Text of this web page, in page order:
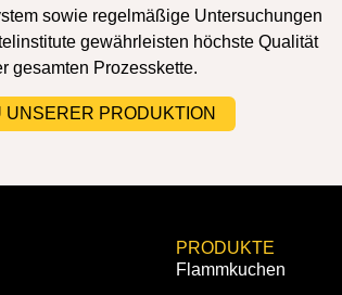
sowie regelmäßige Untersuchungen
gewährleisten höchste Qualität
gesamten Prozesskette.
UNSERER PRODUKTION
PRODUKTE
Flammkuchen